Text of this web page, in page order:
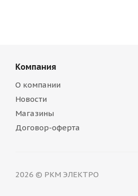
Компания
О компании
Новости
Магазины
Договор-оферта
2026 © РКМ ЭЛЕКТРО